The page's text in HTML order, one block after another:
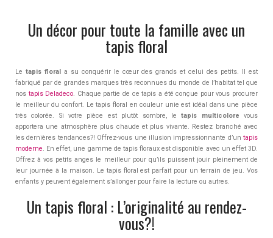
Un décor pour toute la famille avec un
tapis floral
Le tapis floral
a su conquérir le cœur des grands et celui des petits. Il est
fabriqué par de grandes marques très reconnues du monde de l’habitat tel que
nos tapis Deladeco. Chaque partie de ce tapis a été conçue pour vous procurer
le meilleur du confort. Le tapis floral en couleur unie est idéal dans une pièce
très colorée. Si votre pièce est plutôt sombre, letapis multicolore vous
apportera une atmosphère plus chaude et plus vivante. Restez branché avec
les dernières tendances?! Offrez-vous une illusion impressionnante d’un tapis
moderne. En effet, une gamme de tapis floraux est disponible avec un effet 3D.
Offrez à vos petits anges le meilleur pour qu’ils puissent jouir pleinement de
leur journée à la maison. Le tapis floral est parfait pour un terrain de jeu. Vos
enfants y peuvent également s’allonger pour faire la lecture ou autres.
Un tapis floral : L’originalité au rendez-
vous?!